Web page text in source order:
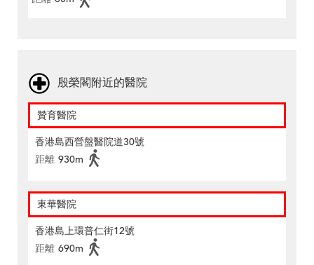
殷榮閣附近的醫院
贊育醫院
香港島西營盤醫院道30號
距離 930m
東華醫院
香港島上環普仁街12號
距離 690m